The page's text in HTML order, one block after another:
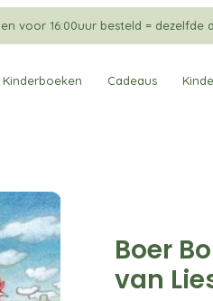
voor 16:00uur besteld = dezelfde
Kinderboeken Cadeaus
Boer
van